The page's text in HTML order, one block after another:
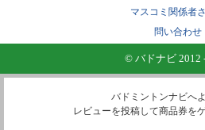
マスコミ関係者
問い合わせ
© バドナビ 2012
バドミントンナビへ
レビューを投稿して商品券を